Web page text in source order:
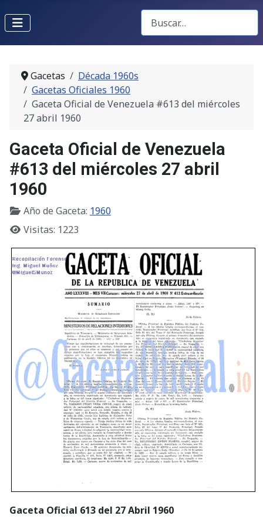
Buscar Gacetas
Gacetas
Década 1960s
Gacetas Oficiales 1960
Gaceta Oficial de Venezuela #613 del miércoles
27 abril 1960
Gaceta Oficial de Venezuela
#613 del miércoles 27 abril
1960
Año de Gaceta: 1960
Visitas: 1223
Gaceta Oficial 613 del 27 Abril 1960